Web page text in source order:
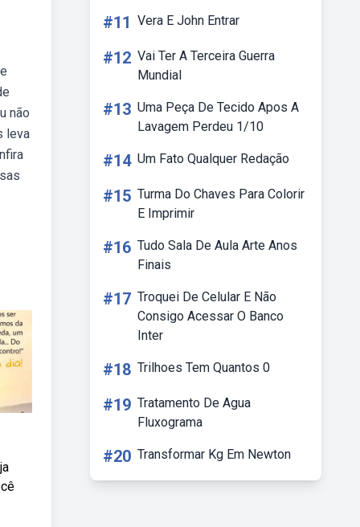
não
leva
#11 Vera E John Entrar
#12 Vai Ter A Terceira Guerra
Mundial
#13 Uma Peça De Tecido Apos A
Lavagem Perdeu 1/10
#14 Um Fato Qualquer Redação
#15 Turma Do Chaves Para Colorir
E Imprimir
#16 Tudo Sala De Aula Arte Anos
Finais
#17 Troquei De Celular E Não
Consigo Acessar O Banco
Inter
#18 Trilhoes Tem Quantos 0
#19 Tratamento De Agua
Fluxograma
#20 Transformar Kg Em Newton